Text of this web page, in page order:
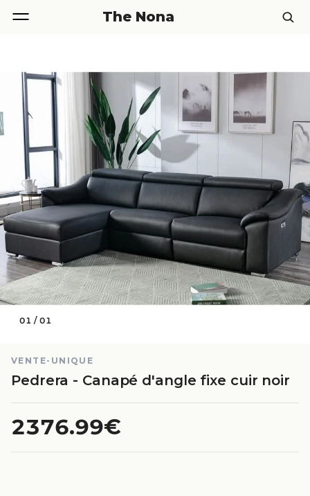
The Nona
01 /01
VENTE-UNIQUE
Pedrera - Canapé d'angle fixe cuir noir
2376.99€